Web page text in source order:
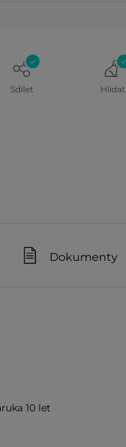
Sdílet Hlídat
Dokumenty
10 let